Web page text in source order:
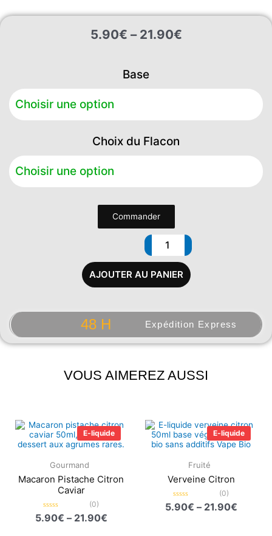
5.90€ – 21.90€
Plage
5.90€
à
Base
Choix du Flacon
AJOUTER AU PANIER
Commander
48 H Expédition Express
VOUS AIMEREZ AUSSI
E-liquide
Gourmand
Macaron Pistache Citron
Caviar
Note
0
(0)
5.90€ – 21.90€
de
prix :
5.90€
à
21.90€
E-liquide
Fruité
Verveine Citron
Note
0
(0)
5.90€ – 21.90€
de
prix :
5.90€
à
21.90€